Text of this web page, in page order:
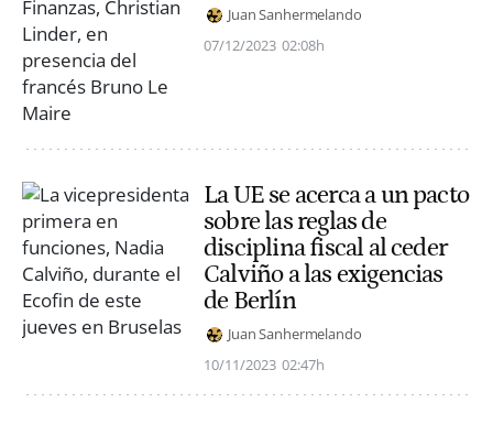
Juan Sanhermelando
07/12/2023 02:08h
La UE se acerca a un pacto
sobre las reglas de
disciplina fiscal al ceder
Calviño a las exigencias
de Berlín
Juan Sanhermelando
10/11/2023 02:47h